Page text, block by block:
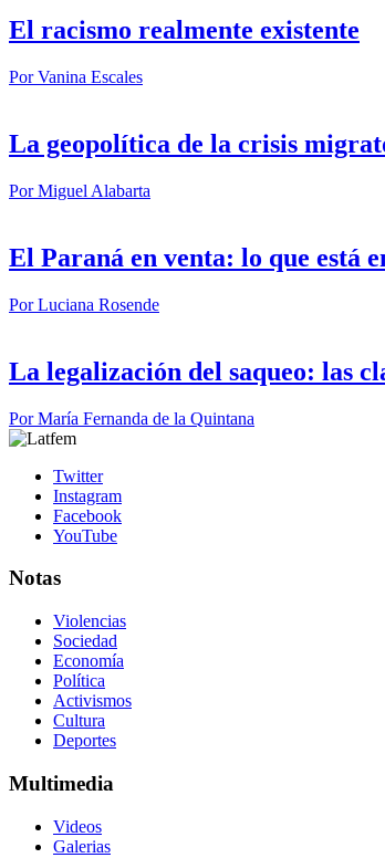
El racismo realmente existente
PorVanina Escales
La geopolítica de la crisis
PorMiguel Alabarta
El Paraná en venta: lo que está
PorLuciana Rosende
La legalización del saqueo: las
PorMaría Fernanda de la Quintana
Twitter
Instagram
Facebook
YouTube
Notas
Violencias
Sociedad
Economía
Política
Activismos
Cultura
Deportes
Multimedia
Videos
Galerias